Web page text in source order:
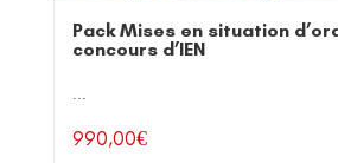
Pack Mises en situation
concours d’IEN
...
990,00€